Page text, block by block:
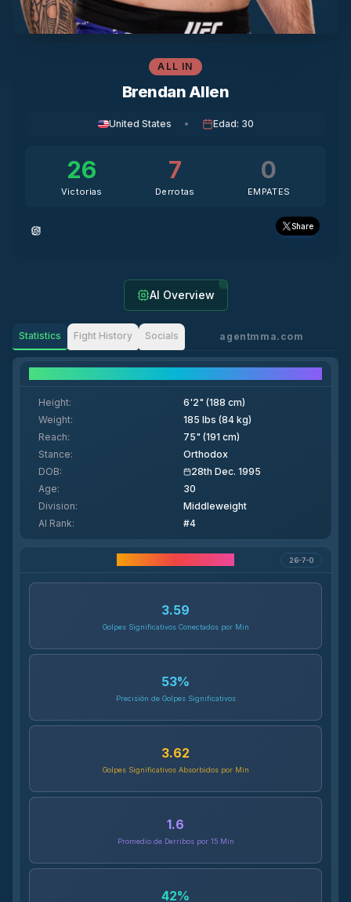
ALL IN
Brendan Allen
United States • Edad: 30
26
Victorias
7
Derrotas
0
EMPATES
Share
AI Overview
Statistics Fight History Socials agentmma.com
Height:
6'2" (188 cm)
Weight:
185 lbs (84 kg)
Reach:
75" (191 cm)
Stance:
Orthodox
DOB:
28th Dec. 1995
Age:
30
Division:
Middleweight
AI Rank: #4
26-7-0
3.59
Golpes Significativos Conectados por Min
53%
Precisión de Golpes Significativos
3.62
Golpes Significativos Absorbidos por Min
1.6
Promedio de Derribos por 15 Min
42%